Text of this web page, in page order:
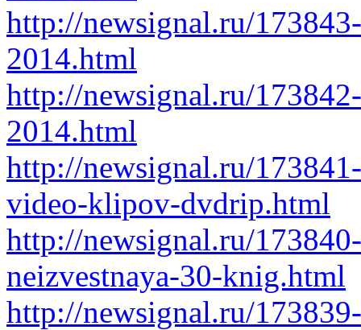
http://newsignal.ru/
2014.html
http://newsignal.ru/
2014.html
http://newsignal.ru/
video-klipov-dvdrip.html
http://newsignal.ru/
neizvestnaya-30-knig.html
http://newsignal.ru/